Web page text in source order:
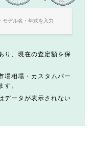
り、現在の査定額を保
場相場・カスタムパー
す。
データが表示されない